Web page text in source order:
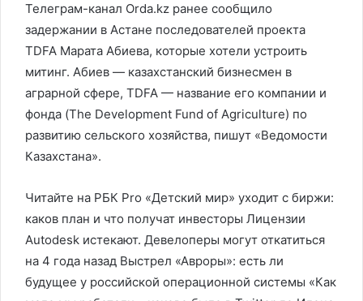
Телеграм-канал Orda.kz ранее сообщило
задержании в Астане последователей проекта
TDFA Марата Абиева, которые хотели устроить
митинг. Абиев — казахстанский бизнесмен в
аграрной сфере, TDFA — название его компании и
фонда (The Development Fund of Agriculture) по
развитию сельского хозяйства, пишут «Ведомости
Казахстана».
Читайте на РБК Pro «Детский мир» уходит с биржи:
каков план и что получат инвесторы Лицензии
Autodesk истекают. Девелоперы могут откатиться
на 4 года назад Выстрел «Авроры»: есть ли
будущее у российской операционной системы «Как